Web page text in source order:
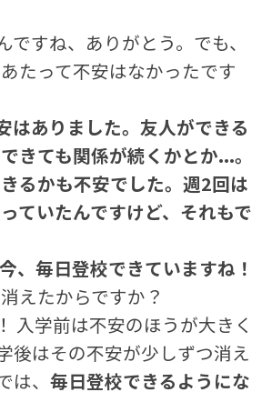
ですね、ありがとう。でも、
たって不安はなかったです
はありました。友人ができる
きても関係が続くかとか...。
るかも不安でした。週2回は
ていたんですけど、それもで
、毎日登校できていますね！
えたからですか？
入学前は不安のほうが大きく
後はその不安が少しずつ消え
は、毎日登校できるようにな